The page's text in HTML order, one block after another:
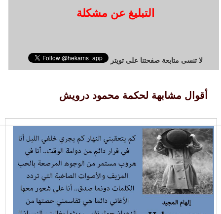
التبليغ عن مشكلة
لا تنسى متابعة صفحتنا على تويتر
أقوال مشابهة لحكمة محمود درويش